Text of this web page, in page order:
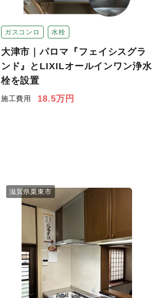
ガスコンロ 水栓
大津市｜パロマ『フェイシスグラ
ンド』とLIXILオールインワン浄水
栓を設置
施工費用 18.5万円
滋賀県栗東市